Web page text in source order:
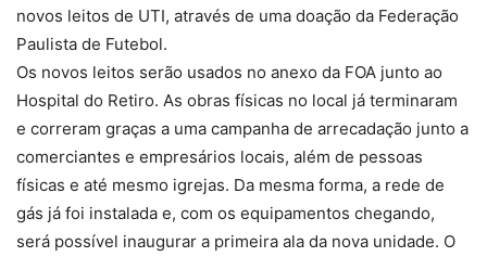
novos leitos de UTI, através de uma doação da Federação
Paulista de Futebol.
Os novos leitos serão usados no anexo da FOA junto ao
Hospital do Retiro. As obras físicas no local já terminaram
e correram graças a uma campanha de arrecadação junto a
comerciantes e empresários locais, além de pessoas
físicas e até mesmo igrejas. Da mesma forma, a rede de
gás já foi instalada e, com os equipamentos chegando,
será possível inaugurar a primeira ala da nova unidade. O